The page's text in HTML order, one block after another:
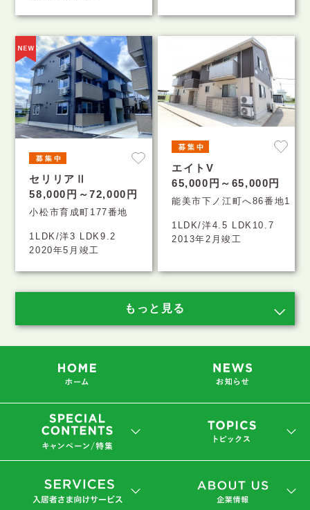
セリリアⅡ
58,000円～72,000円
小松市育成町177番地
1LDK/洋3 LDK9.2
2020年5月竣工
エイトV
65,000円～65,000円
能美市下ノ江町へ86番地1
1LDK/洋4.5 LDK10.7
2013年2月竣工